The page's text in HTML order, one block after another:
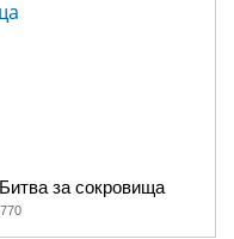
за сокровища